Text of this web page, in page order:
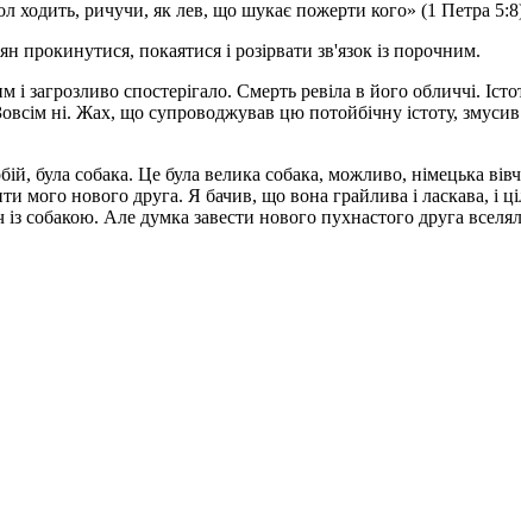
ходить, ричучи, як лев, що шукає пожерти кого» (1 Петра
покаятися і розірвати зв'язок із порочним.
спостерігало. Смерть ревіла в його обличчі.
ні. Жах, що супроводжував цю потойбічну істоту,
була собака. Це була велика собака, можливо, німецька
мого нового друга. Я бачив, що вона грайлива і ласкава,
собакою. Але думка завести нового пухнастого друга